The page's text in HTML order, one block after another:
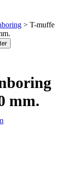
T-muffe
mm.